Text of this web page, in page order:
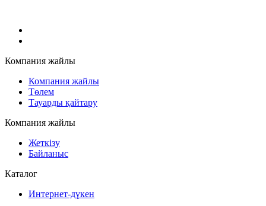
Компания жайлы
Компания жайлы
Төлем
Тауарды қайтару
Компания жайлы
Жеткізу
Байланыс
Каталог
Интернет-дүкен